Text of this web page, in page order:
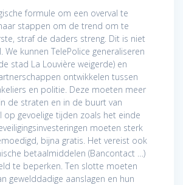
formule om een overval te
stappen om de trend om te
straf de daders streng. Dit is niet
We kunnen TelePolice generaliseren
stad La Louvière weigerde) en
ontwikkelen tussen
en politie. Deze moeten meer
de straten en in de buurt van
op gevoelige tijden zoals het einde
moeten sterk
bijna gratis. Het vereist ook
betaalmiddelen (Bancontact …)
te beperken. Ten slotte moeten
gewelddadige aanslagen en hun